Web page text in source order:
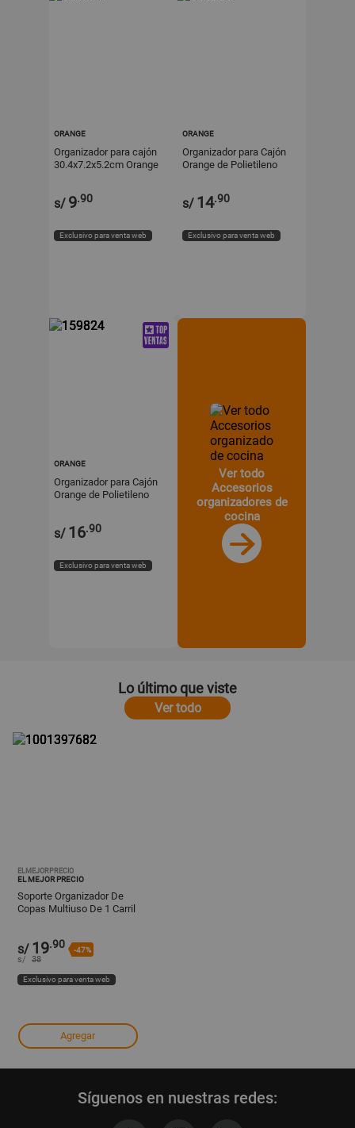
ORANGE
Organizador para cajón
30.4x7.2x5.2cm Orange
s/ 9.90
Exclusivo para venta web
ORANGE
Organizador para Cajón
Orange de Polietileno
s/ 14.90
Exclusivo para venta web
ORANGE
Organizador para Cajón
Orange de Polietileno
s/ 16.90
Exclusivo para venta web
Ver todo
Accesorios
organizadores de
cocina
Lo último que viste
Ver todo
ELMEJORPRECIO
EL MEJOR PRECIO
Soporte Organizador De
Copas Multiuso De 1 Carril
s/ 19.90 -47%
s/ 38
Exclusivo para venta web
Agregar
Síguenos en nuestras redes: